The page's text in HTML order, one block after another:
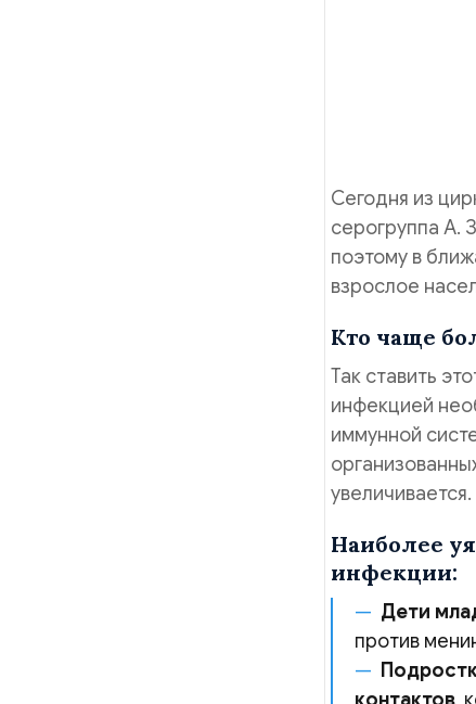
Сегодня из
серогруппа А.
поэтому в
взрослое
Кто чаще
Так ставить
инфекцией
иммунной
увеличивается.
Наиболее
инфекции:
Дети
против